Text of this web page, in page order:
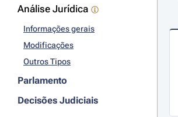
Análise Jurídica
Informações gerais
Modificações
Outros Tipos
Parlamento
Decisões Judiciais